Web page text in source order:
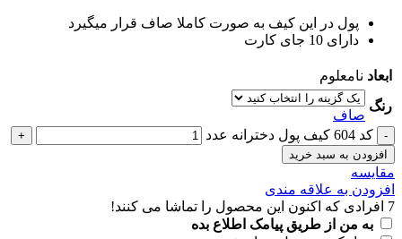
پول در این کیف به صورت کاملا صاف قرار میگیرد
دارای 10 جای کارت
ابعاد نامعلوم
رنگ
صاف
کد 604 کیف پول دخترانه عدد
افزودن به سبد خرید
مقايسه
افزودن به علاقه مندی
7 افرادی که اکنون این محصول را تماشا می کنند!
به من از طریق پیامک اطلاع بده